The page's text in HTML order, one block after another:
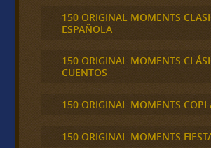
150 ORIGINAL MOMENTS
ESPAÑOLA
150 ORIGINAL MOMENTS
CUENTOS
150 ORIGINAL MOMENTS
150 ORIGINAL MOMENTS